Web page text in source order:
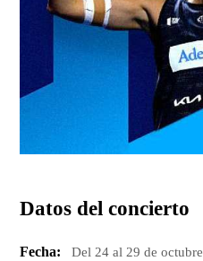
Datos del concierto
Fecha: Del 24 al 29 de octubre